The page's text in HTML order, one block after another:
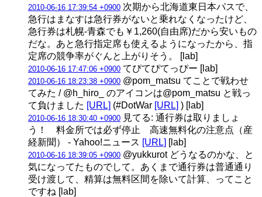
2010-06-16 17:39:54 +0900 次期から北海道東日本パスで、
急行はまなすは急行券がないと乗れなくなったけど、
急行券は札幌-青森でも￥1,260(自由席)だから安いもの
だな。あと急行指定席も使えるようになったから、指
定席の競争率がぐんと上がりそう。 [lab]
2010-06-16 17:47:06 +0900 てぴてぴてっぴー [lab]
2010-06-16 18:23:38 +0900 @pom_matsu てことで戦わせ
てみた / @h_hiro_ のアイコンは@pom_matsu と戦っ
て負けました [URL] (#DotWar [URL] ) [lab]
2010-06-16 18:30:40 +0900 見てる: 通行券は取りましょ
う！ 料金所では必ず停止 高速無料化の注意点（産
経新聞） - Yahoo!ニュース [URL] [lab]
2010-06-16 18:39:05 +0900 @yukkurot どうなるのかな、と
気になってたものでして。あくまで通行券は普通通り
受け渡して、精算は無料区間を除いて計算、ってこと
ですね [lab]